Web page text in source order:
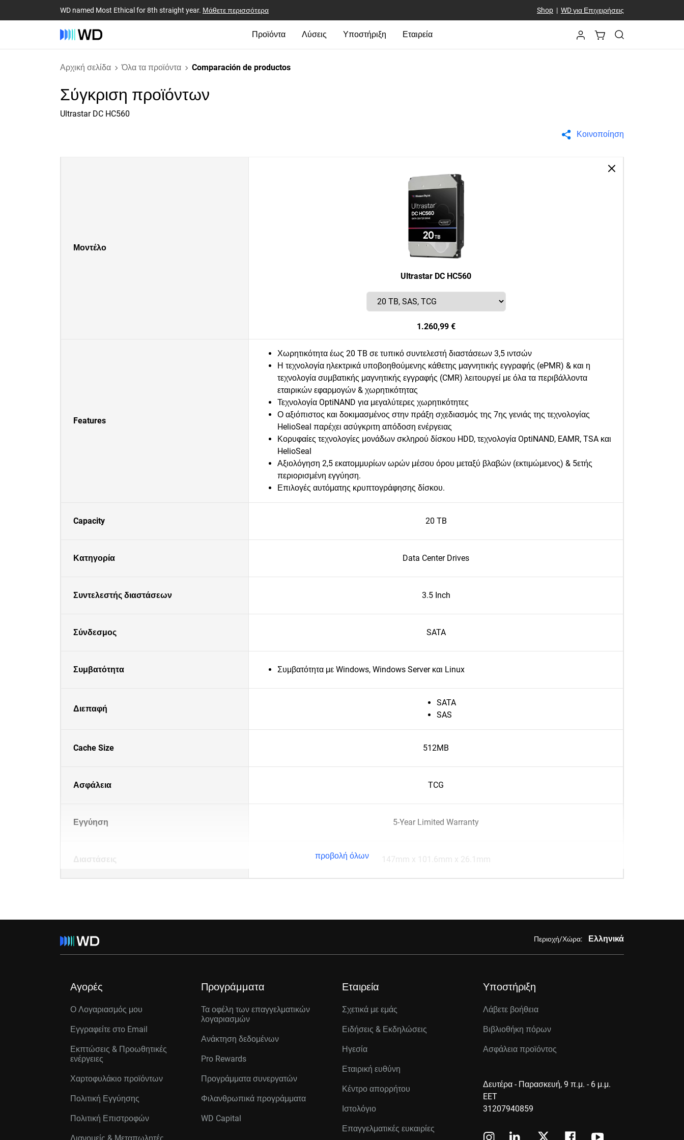
WD named Most Ethical for 8th straight year. Μάθετε περισσότερα Shop| WD για Επιχειρήσεις
Προϊόντα Λύσεις Υποστήριξη Εταιρεία
Αρχική σελίδα Όλα τα προϊόντα Comparación de productos
Σύγκριση προϊόντων
Ultrastar DC HC560
Κοινοποίηση
Μοντέλο
Ultrastar DC HC560
1.260,99 €
Features
Χωρητικότητα έως 20 TB σε τυπικό συντελεστή διαστάσεων 3,5 ιντσών
Η τεχνολογία ηλεκτρικά υποβοηθούμενης κάθετης μαγνητικής εγγραφής (ePMR) & και η
τεχνολογία συμβατικής μαγνητικής εγγραφής (CMR) λειτουργεί με όλα τα περιβάλλοντα
εταιρικών εφαρμογών & χωρητικότητας
Τεχνολογία OptiNAND για μεγαλύτερες χωρητικότητες
Ο αξιόπιστος και δοκιμασμένος στην πράξη σχεδιασμός της 7ης γενιάς της τεχνολογίας
HelioSeal παρέχει ασύγκριτη απόδοση ενέργειας
Κορυφαίες τεχνολογίες μονάδων σκληρού δίσκου HDD, τεχνολογία OptiNAND, EAMR, TSA και
HelioSeal
Αξιολόγηση 2,5 εκατομμυρίων ωρών μέσου όρου μεταξύ βλαβών (εκτιμώμενος) & 5ετής
περιορισμένη εγγύηση.
Επιλογές αυτόματης κρυπτογράφησης δίσκου.
Capacity 20 TB
Κατηγορία Data Center Drives
Συντελεστής διαστάσεων 3.5 Inch
Σύνδεσμος SATA
Συμβατότητα Συμβατότητα με Windows, Windows Server και Linux
Διεπαφή
SATA
SAS
Cache Size 512MB
Ασφάλεια TCG
Εγγύηση 5-Year Limited Warranty
Διαστάσεις 147mm x 101.6mm x 26.1mm
προβολή όλων
Περιοχή/Χώρα: Ελληνικά
Αγορές
Ο Λογαριασμός μου
Εγγραφείτε στo Email
Εκπτώσεις & Προωθητικές
ενέργειες
Χαρτοφυλάκιο προϊόντων
Πολιτική Εγγύησης
Πολιτική Επιστροφών
Προγράμματα
Τα οφέλη των επαγγελματικών
λογαριασμών
Ανάκτηση δεδομένων
Pro Rewards
Προγράμματα συνεργατών
Φιλανθρωπικά προγράμματα
WD Capital
Εταιρεία
Σχετικά με εμάς
Ειδήσεις & Εκδηλώσεις
Ηγεσία
Εταιρική ευθύνη
Κέντρο απορρήτου
Ιστολόγιο
Επαγγελματικές ευκαιρίες
Υποστήριξη
Λάβετε βοήθεια
Βιβλιοθήκη πόρων
Ασφάλεια προϊόντος
Δευτέρα - Παρασκευή, 9 π.μ. - 6 μ.μ.
EET
31207940859